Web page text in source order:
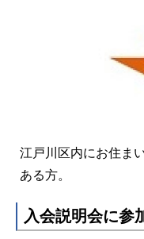
江戸川区内にお住ま
ある方。
入会説明会に参